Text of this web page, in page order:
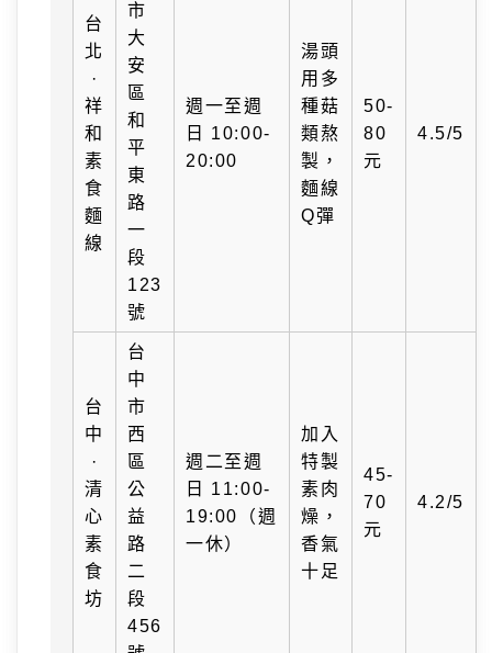
台
北
·
祥
和
素
食
麵
線
市
大
安
區
和
平
東
路
一
段
123
號
週一至週
日 10:00-
20:00
湯頭
用多
種菇
類熬
製，
麵線
Q彈
50-
80
元
4.5/5
台
中
·
清
心
素
食
坊
台
中
市
西
區
公
益
路
二
段
456
週二至週
日 11:00-
19:00（週
一休）
加入
特製
素肉
燥，
香氣
十足
45-
70
元
4.2/5